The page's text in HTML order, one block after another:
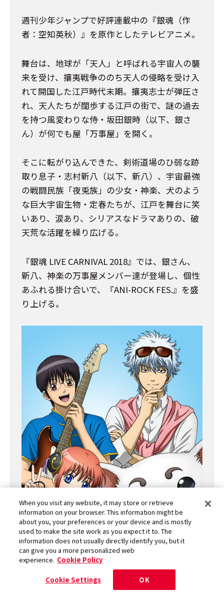
週刊少年ジャンプで好評連載中の『銀魂（作
者：空知英秋）』を原作としたテレビアニメ。
舞台は、地球が「天人」と呼ばれる宇宙人の襲
来を受け、攘夷戦争ののち天人の侵略を受け入
れて開国した江戸時代末期。攘夷志士が弾圧さ
れ、天人たちが闊歩する江戸の街で、謎の過去
を持つ風変わりな侍・坂田銀時（以下、銀さ
ん）が何でも屋「万事屋」を開く。
そこに転がり込んできた、剣術道場のひ弱な跡
取り息子・志村新八（以下、新八）、宇宙最強
の戦闘民族「夜兎族」の少女・神楽、犬のよう
な巨大宇宙生物・定春たちが、江戸を舞台に笑
いあり、涙あり、シリアスなドラマありの、破
天荒な活躍を繰り広げる。
『銀魂 LIVE CARNIVAL 2018』では、銀さん、
新八、神楽の万事屋メンバー達が登場し、個性
あふれる掛け合いで、『ANI-ROCK FES.』を盛
り上げる。
When you visit any website, it may store or retrieve
information on your browser. This information might be
about you, your preferences or your device and is mostly
used to make the site work as you expect it to. The
information does not usually directly identify you, but it
can give you a more personalized web
experience. Cookie Policy
Cookie Settings OK